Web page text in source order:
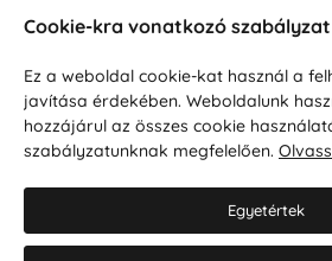
Hozzájárulok a személyes adatok
Személyes adatok védelmére
Cookie-kra vonatkozó szabályzat
Ez a weboldal cookie-kat használ a
javítása érdekében. Weboldalunk
hozzájárul az összes cookie
szabályzatunknak megfelelően.
Egyetértek